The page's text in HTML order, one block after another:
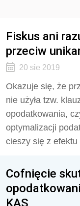
Fiskus ani
przeciw
20 sie 2019
Okazuje się, że
nie użyła tzw.
opodatkowania,
optymalizacji
cieszy się z efektu
Cofnięcie
KAS